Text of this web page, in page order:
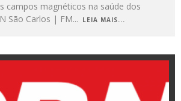
campos magnéticos na saúde dos
São Carlos | FM... LEIA MAIS...